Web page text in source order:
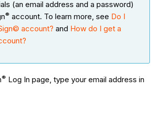
(an email address and a password)
® account. To learn more, see Do I
account? and How do I get a
® Log In page, type your email address in